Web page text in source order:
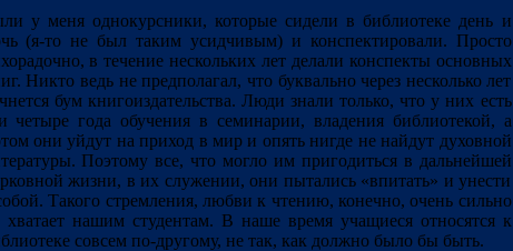
у меня однокурсники, которые сидели в библиотеке день и
(я-то не был таким усидчивым) и конспектировали. Просто
в течение нескольких лет делали конспекты основных
Никто ведь не предполагал, что буквально через несколько лет
бум книгоиздательства. Люди знали только, что у них есть
четыре года обучения в семинарии, владения библиотекой, а
они уйдут на приход в мир и опять нигде не найдут духовной
Поэтому все, что могло им пригодиться в дальнейшей
жизни, в их служении, они пытались «впитать» и унести
Такого стремления, любви к чтению, конечно, очень сильно
хватает нашим студентам. В наше время учащиеся относятся к
совсем по-другому, не так, как должно было бы быть.